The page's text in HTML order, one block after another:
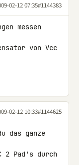
02-12 07:35#1144383
messen
von Vcc
02-12 10:33#1144625
das ganze
2 Pad's durch